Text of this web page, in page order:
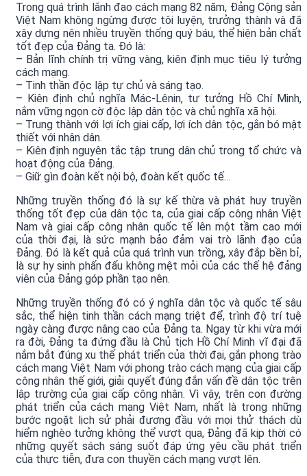
Trong quá trình lãnh đạo cách mạng 82 năm, Đảng Cộng sản
Việt Nam không ngừng được tôi luyện, trưởng thành và đã
xây dựng nên nhiều truyền thống quý báu, thể hiện bản chất
tốt đẹp của Đảng ta. Đó là:
– Bản lĩnh chính trị vững vàng, kiên định mục tiêu lý tưởng
cách mạng.
– Tinh thần độc lập tự chủ và sáng tạo.
– Kiên định chủ nghĩa Mác-Lênin, tư tưởng Hồ Chí Minh,
nắm vững ngọn cờ độc lập dân tộc và chủ nghĩa xã hội.
– Trung thành với lợi ích giai cấp, lợi ích dân tộc, gắn bó mật
thiết với nhân dân.
– Kiên định nguyên tắc tập trung dân chủ trong tổ chức và
hoạt động của Đảng.
– Giữ gìn đoàn kết nội bộ, đoàn kết quốc tế…
Những truyền thống đó là sự kế thừa và phát huy truyền
thống tốt đẹp của dân tộc ta, của giai cấp công nhân Việt
Nam và giai cấp công nhân quốc tế lên một tầm cao mới
của thời đại, là sức mạnh bảo đảm vai trò lãnh đạo của
Đảng. Đó là kết quả của quá trình vun trồng, xây đắp bền bỉ,
là sự hy sinh phấn đấu không mệt mỏi của các thế hệ đảng
viên của Đảng góp phần tạo nên.
Những truyền thống đó có ý nghĩa dân tộc và quốc tế sâu
sắc, thể hiện tinh thần cách mạng triệt để, trình độ trí tuệ
ngày càng được nâng cao của Đảng ta. Ngay từ khi vừa mới
ra đời, Đảng ta đứng đầu là Chủ tịch Hồ Chí Minh vĩ đại đã
nắm bắt đúng xu thế phát triển của thời đại, gắn phong trào
cách mạng Việt Nam với phong trào cách mạng của giai cấp
công nhân thế giới, giải quyết đúng đắn vấn đề dân tộc trên
lập trường của giai cấp công nhân. Vì vậy, trên con đường
phát triển của cách mạng Việt Nam, nhất là trong những
bước ngoặt lịch sử phải đương đầu với mọi thử thách dù
hiểm nghèo tưởng không thể vượt qua, Đảng đã kịp thời có
những quyết sách sáng suốt đáp ứng yêu cầu phát triển
của thực tiễn, đưa con thuyền cách mạng vượt lên.